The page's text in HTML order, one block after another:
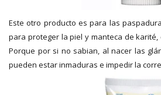
Este otro producto es para las
para proteger la piel y manteca de
Porque por si no sabian, al nacer las
pueden estar inmaduras e impedir la